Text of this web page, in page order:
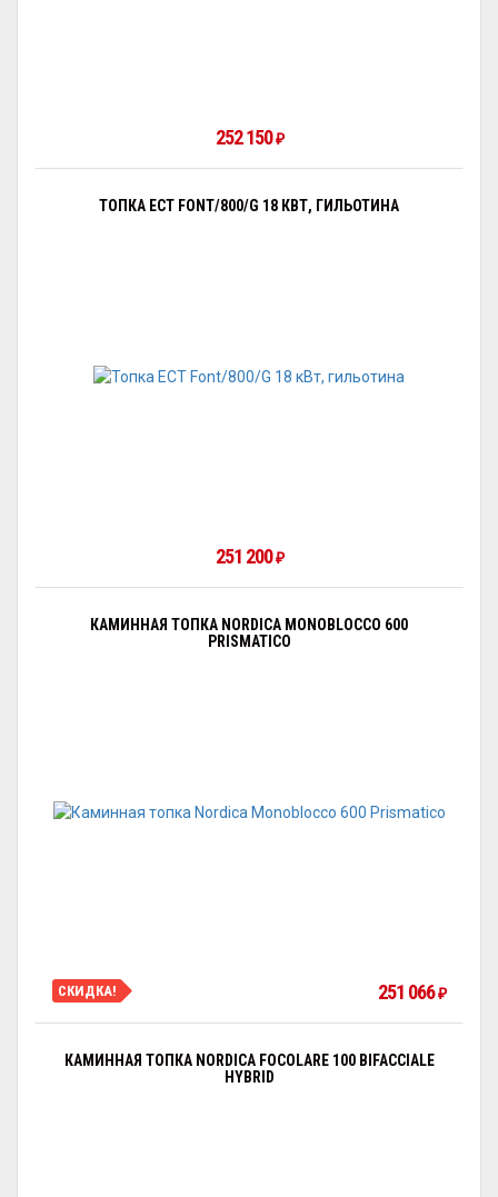
252 150₽
ТОПКА ECT FONT/800/G 18 КВТ, ГИЛЬОТИНА
251 200₽
КАМИННАЯ ТОПКА NORDICA MONOBLOCCO 600
PRISMATICO
СКИДКА! 251 066₽
КАМИННАЯ ТОПКА NORDICA FOCOLARE 100 BIFACCIALE
HYBRID